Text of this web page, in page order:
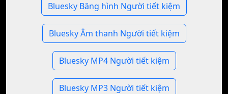
Bluesky Băng hình Người tiết kiệm
Bluesky Âm thanh Người tiết kiệm
Bluesky MP4 Người tiết kiệm
Bluesky MP3 Người tiết kiệm